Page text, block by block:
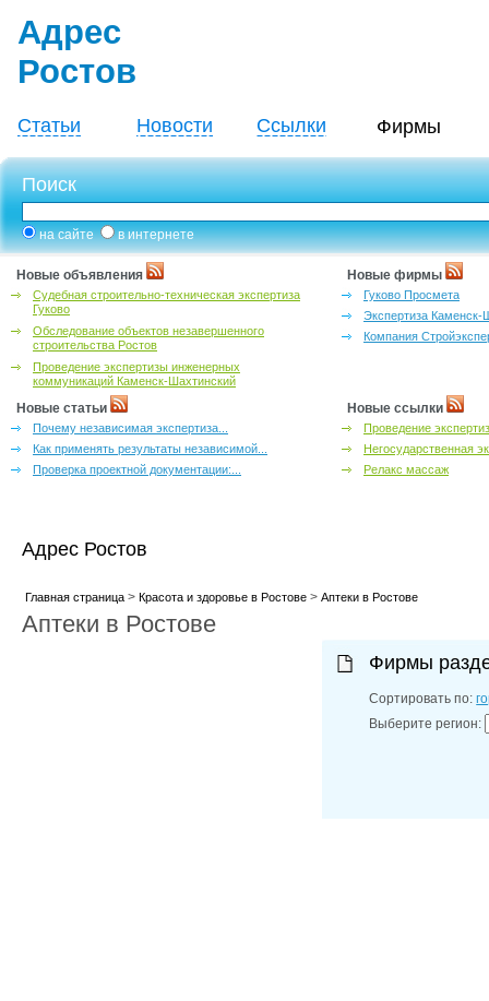
Адрес
Ростов
Статьи Новости Ссылки Фирмы
Поиск
на сайте в интернете
Новые объявления
Судебная строительно-техническая экспертиза
Гуково
Обследование объектов незавершенного
строительства Ростов
Проведение экспертизы инженерных
коммуникаций Каменск-Шахтинский
Новые фирмы
Гуково Просмета
Экспертиза Каменск-
Компания
Новые статьи
Почему независимая экспертиза...
Как применять результаты независимой...
Проверка проектной документации:...
Новые ссылки
Проведение
Негосударственная
Релакс массаж
Адрес Ростов
Главная страница> Красота и здоровье в Ростове> Аптеки в Ростове
Аптеки в Ростове
Фирмы
Сортировать по:
Выберите регион: